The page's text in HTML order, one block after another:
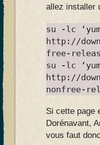
allez installer
su -lc
http://
free-
su -lc
http://
nonfree-
Si cette page
Dorénavant,
vous faut